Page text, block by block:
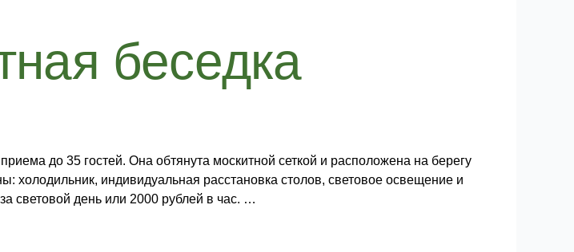
беседка
до 35 гостей. Она обтянута москитной сеткой и расположена на берегу
холодильник, индивидуальная расстановка столов, световое освещение и
световой день или 2000 рублей в час. …